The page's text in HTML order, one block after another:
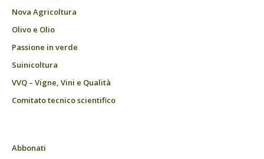
Nova Agricoltura
Olivo e Olio
Passione in verde
Suinicoltura
VVQ – Vigne, Vini e Qualità
Comitato tecnico scientifico
Abbonati